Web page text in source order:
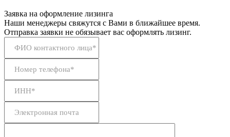
Заявка на оформление лизинга
Наши менеджеры свяжутся с Вами в ближайшее время.
Отправка заявки не обязывает вас оформлять лизинг.
ФИО контактного лица*
Номер телефона*
ИНН*
Электронная почта